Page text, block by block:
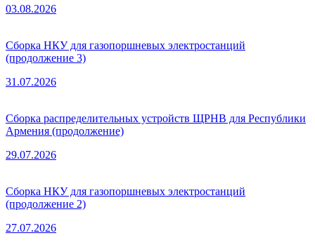
03.08.2026
Сборка НКУ для газопоршневых электростанций
(продолжение 3)
31.07.2026
Сборка распределительных устройств ЩРНВ для Республики
Армения (продолжение)
29.07.2026
Сборка НКУ для газопоршневых электростанций
(продолжение 2)
27.07.2026